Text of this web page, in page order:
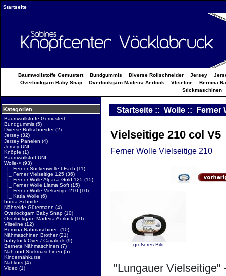
Startseite
Baumwollstoffe Gemustert Bundgummis Diverse Rollschneider Jersey
Overlockgarn Baby Snap
Overlockgarn Madeira Aerlock Vliseline
Bernina
Stickmaschinen
Kategorien
Baumwollstoffe Gemustert
Bundgummis(5)
Diverse Rollschneider(2)
Jersey(32)
Jersey Panelen (4)
Jersey UNI
Knöpfe (1)
Baumwollstoff UNI
Wolle->(93)
|_ Ferner Sockenwolle 6Fach (11)
|_ Ferner Vielseitige 125(36)
|_ Ferner Wolle Alpaca Gold 125(15)
|_ Ferner Wolle Llama Soft(15)
|_ Ferner Wolle Vielseitige 210(10)
|_ Katia Wolle (6)
burda Schnitte
Nähseide Gütermann (4)
Overlockgarn Baby Snap(10)
Overlockgarn Madeira Aerlock(10)
Vliseline (12)
Bernina Nähmaschinen (10)
Nähmaschinen Brother(21)
baby lock Over / Cavalock(9)
Bernete Nähmaschinen (7)
Näh und Stickmaschinen (5)
Kindernähkurse
Nähkurs(4)
Video(1)
Startseite :: Wolle :: Ferner
Vielseitige 210 col V5
Ferner Wolle Vielseitige 210
größeres Bild
"Lungauer Vielseitige"